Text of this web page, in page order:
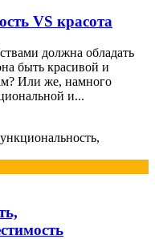
VS красота
должна обладать
быть красивой и
Или же, намного
и...